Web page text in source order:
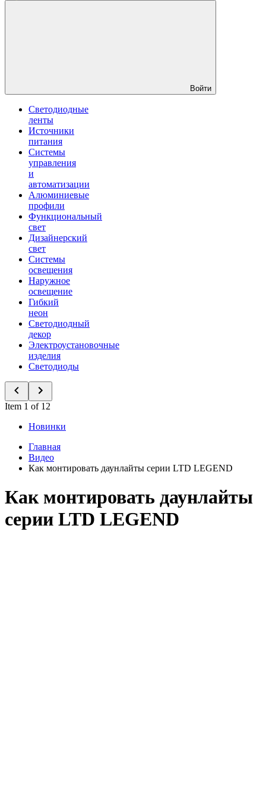
Войти
Светодиодные
ленты
Источники
питания
Системы
управления
и
автоматизации
Алюминиевые
профили
Функциональный
свет
Дизайнерский
свет
Системы
освещения
Наружное
освещение
Гибкий
неон
Светодиодный
декор
Электроустановочные
изделия
Светодиоды
Item 1 of 12
Новинки
Главная
Видео
Как монтировать даунлайты серии LTD LEGEND
Как монтировать даунлайты
серии LTD LEGEND